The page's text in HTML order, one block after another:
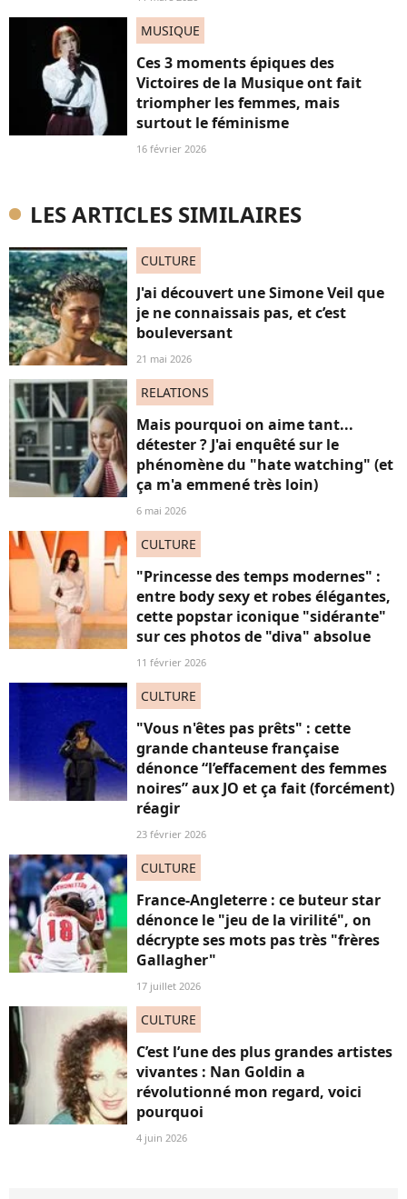
MUSIQUE
Ces 3 moments épiques des
Victoires de la Musique ont fait
triompher les femmes, mais
surtout le féminisme
16 février 2026
LES ARTICLES SIMILAIRES
CULTURE
J'ai découvert une Simone Veil que
je ne connaissais pas, et c’est
bouleversant
21 mai 2026
RELATIONS
Mais pourquoi on aime tant...
détester ? J'ai enquêté sur le
phénomène du "hate watching" (et
ça m'a emmené très loin)
6 mai 2026
CULTURE
"Princesse des temps modernes" :
entre body sexy et robes élégantes,
cette popstar iconique "sidérante"
sur ces photos de "diva" absolue
11 février 2026
CULTURE
"Vous n'êtes pas prêts" : cette
grande chanteuse française
dénonce “l’effacement des femmes
noires” aux JO et ça fait (forcément)
réagir
23 février 2026
CULTURE
France-Angleterre : ce buteur star
dénonce le "jeu de la virilité", on
décrypte ses mots pas très "frères
Gallagher"
17 juillet 2026
CULTURE
C’est l’une des plus grandes artistes
vivantes : Nan Goldin a
révolutionné mon regard, voici
pourquoi
4 juin 2026